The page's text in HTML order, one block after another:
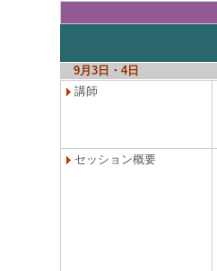
9月3日・4日
講師
セッション概要